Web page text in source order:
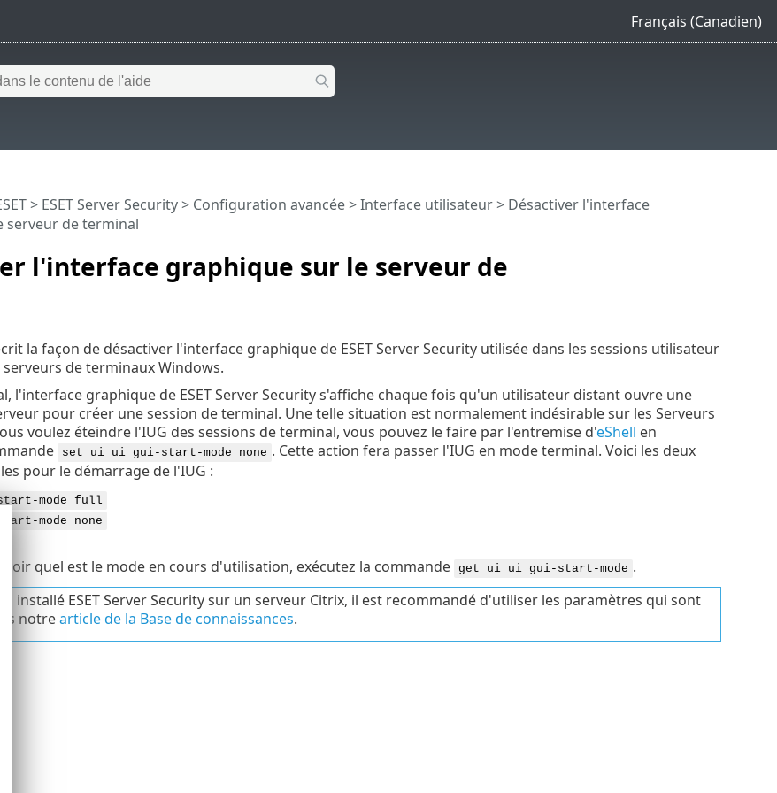
Français (Canadien)
l'interface graphique sur le serveur de
> ESET Server Security> Configuration avancée>Interface utilisateur> Désactiver l'interface
serveur de terminal
la façon de désactiver l'interface graphique de ESET Server Security utilisée dans les sessions utilisateur
de terminaux Windows.
l'interface graphique de ESET Server Security s'affiche chaque fois qu'un utilisateur distant ouvre une
pour créer une session de terminal. Une telle situation est normalement indésirable sur les Serveurs
voulez éteindre l'IUG des sessions de terminal, vous pouvez le faire par l'entremise d'eShell en
set ui ui gui-start-mode none . Cette action fera passer l'IUG en mode terminal. Voici les deux
pour le démarrage de l'IUG :
mode full
mode none
quel est le mode en cours d'utilisation, exécutez la commande get ui ui gui-start-mode .
installé ESET Server Security sur un serveur Citrix, il est recommandé d'utiliser les paramètres qui sont
notrearticle de la Base de connaissances.